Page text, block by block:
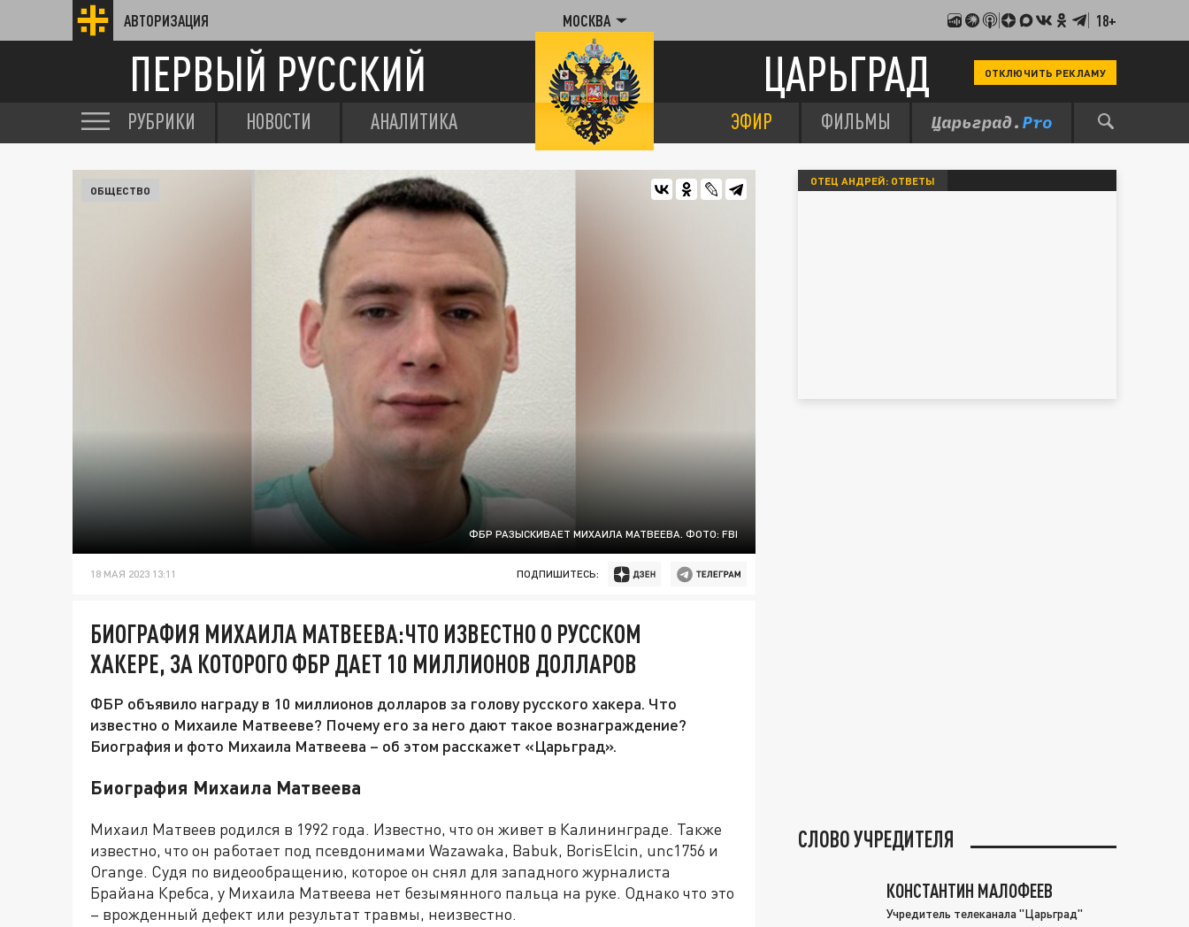
АВТОРИЗАЦИЯ МОСКВА 18+
ПЕРВЫЙ РУССКИЙ ЦАРЬГРАД ОТКЛЮЧИТЬ РЕКЛАМУ
РУБРИКИ НОВОСТИ АНАЛИТИКА ЭФИР ФИЛЬМЫ
ФБР РАЗЫСКИВАЕТ МИХАИЛА МАТВЕЕВА. ФОТО: FBI
ОБЩЕСТВО
18 МАЯ 2023 13:11 ПОДПИШИТЕСЬ:
БИОГРАФИЯ МИХАИЛА МАТВЕЕВА:ЧТО ИЗВЕСТНО О РУССКОМ
ХАКЕРЕ, ЗА КОТОРОГО ФБР ДАЕТ 10 МИЛЛИОНОВ ДОЛЛАРОВ
ФБР объявило награду в 10 миллионов долларов за голову русского хакера. Что
известно о Михаиле Матвееве? Почему его за него дают такое вознаграждение?
Биография и фото Михаила Матвеева – об этом расскажет «Царьград».
Биография Михаила Матвеева
Михаил Матвеев родился в 1992 года. Известно, что он живет в Калининграде. Также
известно, что он работает под псевдонимами Wazawaka, Babuk, BorisElcin, unc1756 и
Orange. Судя по видеообращению, которое он снял для западного журналиста
Брайана Кребса, у Михаила Матвеева нет безымянного пальца на руке. Однако что это
– врожденный дефект или результат травмы, неизвестно.
ОТЕЦ АНДРЕЙ: ОТВЕТЫ
СЛОВО УЧРЕДИТЕЛЯ
КОНСТАНТИН МАЛОФЕЕВ
Учредитель телеканала "Царьград"